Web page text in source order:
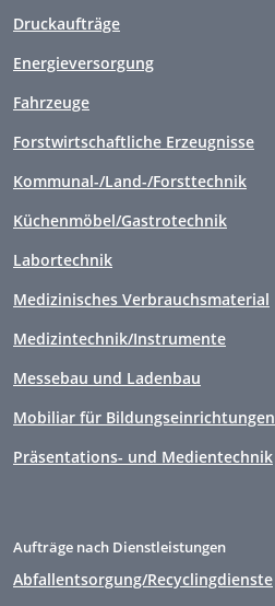
Druckaufträge
Energieversorgung
Fahrzeuge
Forstwirtschaftliche Erzeugnisse
Kommunal-/Land-/Forsttechnik
Küchenmöbel/Gastrotechnik
Labortechnik
Medizinisches Verbrauchsmaterial
Medizintechnik/Instrumente
Messebau und Ladenbau
Mobiliar für Bildungseinrichtungen
Präsentations- und Medientechnik
Aufträge nach Dienstleistungen
Abfallentsorgung/Recyclingdienste